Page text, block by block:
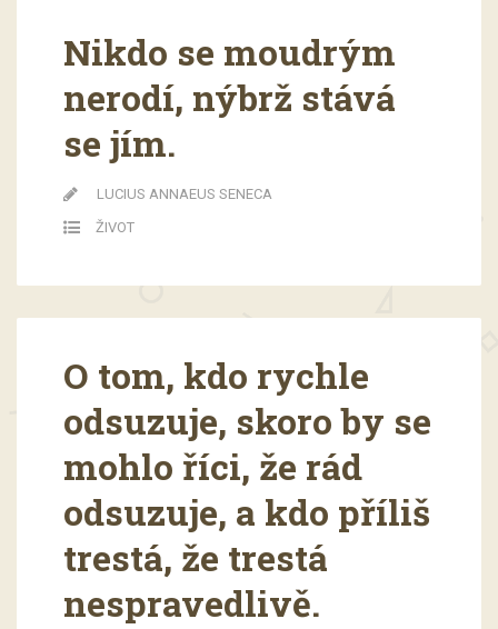
Nikdo se moudrým
nerodí, nýbrž stává
se jím.
LUCIUS ANNAEUS SENECA
ŽIVOT
O tom, kdo rychle
odsuzuje, skoro by se
mohlo říci, že rád
odsuzuje, a kdo příliš
trestá, že trestá
nespravedlivě.